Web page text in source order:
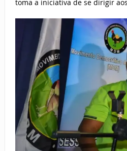
toma a iniciativa de se dirigir